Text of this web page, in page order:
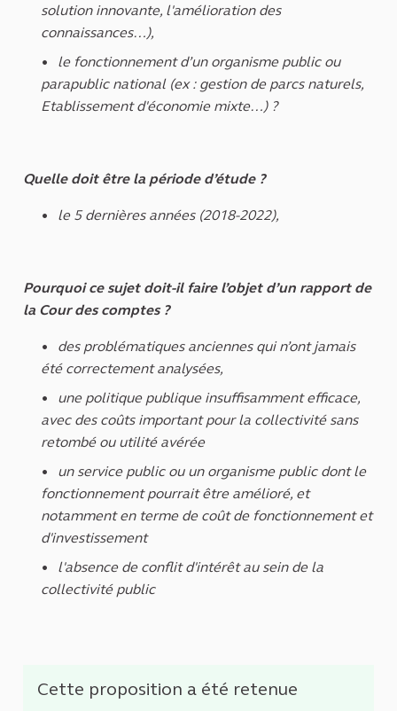
solution innovante, l'amélioration des
connaissances…),
le fonctionnement d’un organisme public ou
parapublic national (ex : gestion de parcs naturels,
Etablissement d'économie mixte…) ?
Quelle doit être la période d’étude ?
le 5 dernières années (2018-2022),
Pourquoi ce sujet doit-il faire l’objet d’un rapport de
la Cour des comptes ?
des problématiques anciennes qui n’ont jamais
été correctement analysées,
une politique publique insuffisamment efficace,
avec des coûts important pour la collectivité sans
retombé ou utilité avérée
un service public ou un organisme public dont le
fonctionnement pourrait être amélioré, et
notamment en terme de coût de fonctionnement et
d'investissement
l'absence de conflit d'intérêt au sein de la
collectivité public
Cette proposition a été retenue